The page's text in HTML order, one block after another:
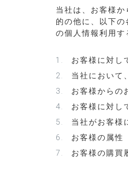
当社は、お客様
的の他に、以下
の個人情報利用す
お客様に対し
当社において
お客様からの
お客様に対し
当社がお客様
お客様の属性
お客様の購買